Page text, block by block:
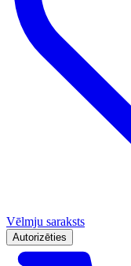
Vēlmju saraksts
Autorizēties